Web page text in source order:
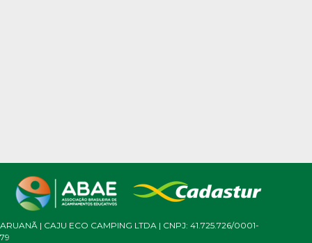
ARUANÃ | CAJU ECO CAMPING LTDA | CNPJ: 41.725.726/0001-
79